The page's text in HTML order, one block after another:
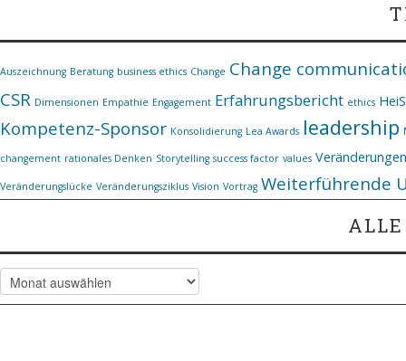
Auszeichnung Beratung business ethics Change Change
CSR Dimensionen Empathie Engagement Erfahrungsbericht ethics
Kompetenz-Sponsor Konsolidierung Lea Awards leadership
changement rationales Denken Storytelling success factor values Veränderungen
Veränderungslücke Veränderungsziklus Vision Vortrag Weiterführende
Alle Artikel